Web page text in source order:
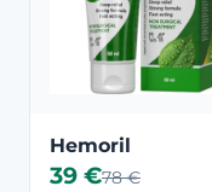
Hemoril
39 €78 €